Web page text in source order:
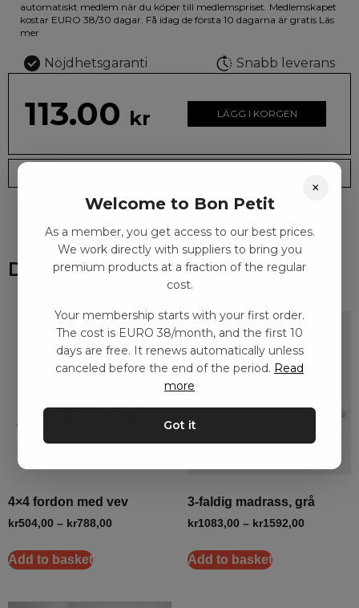
illustrationen på den vackra askan finns fjärilar i vilda fluorescerande
färger.
automatiskt medlem när du köper till medlemspriset. Medlemskapet
kostar EURO 38/30 dagar. Få idag de första 10 dagarna är gratis Läs
mer
Nöjdhetsgaranti Snabb leverans
113.00 kr LÄGG I KORGEN
Du kanske också gillar
4×4 fordon med vev
kr504,00 – kr788,00
Add to basket
3-faldig madrass, grå
kr1083,00 – kr1592,00
Add to basket
×
Welcome to Bon Petit
As a member, you get access to our best prices.
We work directly with suppliers to bring you
premium products at a fraction of the regular
cost.
Your membership starts with your first order.
The cost is EURO 38/month, and the first 10
days are free. It renews automatically unless
canceled before the end of the period. Read
more
Got it